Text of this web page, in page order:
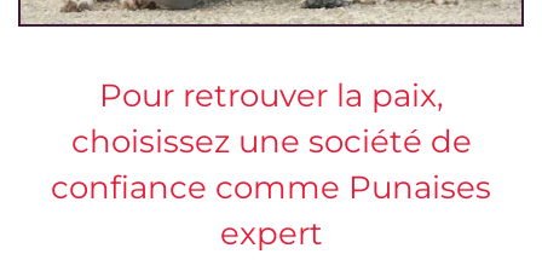
Pour retrouver la paix,
choisissez une société de
confiance comme Punaises
expert